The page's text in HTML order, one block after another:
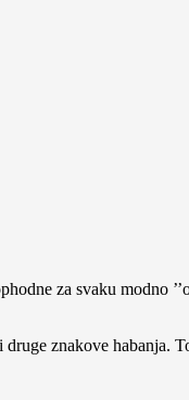
za svaku modno
i druge znakove habanja.